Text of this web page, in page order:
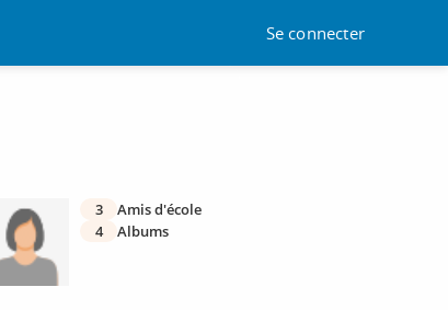
Se connecter
3
Amis d'école
4
Albums